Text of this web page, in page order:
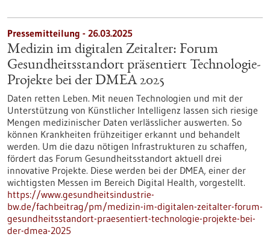
Pressemitteilung - 26.03.2025
Medizin im digitalen Zeitalter: Forum
Gesundheitsstandort präsentiert Technologie-
Projekte bei der DMEA 2025
Daten retten Leben. Mit neuen Technologien und mit der
Unterstützung von Künstlicher Intelligenz lassen sich riesige
Mengen medizinischer Daten verlässlicher auswerten. So
können Krankheiten frühzeitiger erkannt und behandelt
werden. Um die dazu nötigen Infrastrukturen zu schaffen,
fördert das Forum Gesundheitsstandort aktuell drei
innovative Projekte. Diese werden bei der DMEA, einer der
wichtigsten Messen im Bereich Digital Health, vorgestellt.
https://www.gesundheitsindustrie-
bw.de/fachbeitrag/pm/medizin-im-digitalen-zeitalter-forum-
gesundheitsstandort-praesentiert-technologie-projekte-bei-
der-dmea-2025